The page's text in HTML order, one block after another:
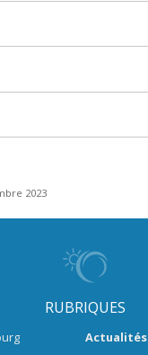
2023
RUBRIQUES
Actualités